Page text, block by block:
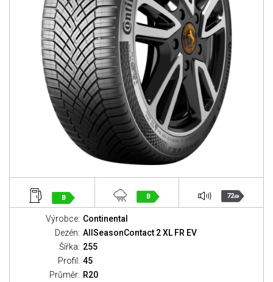
B B 72dB
Výrobce: Continental
Dezén: AllSeasonContact 2 XL FR EV
Šířka: 255
Profil: 45
Průměr: R20